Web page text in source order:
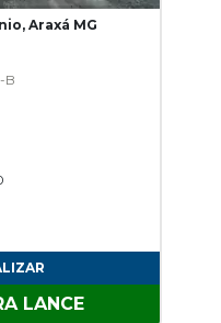
Araxá MG
B
LANCE